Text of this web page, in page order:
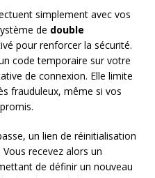
simplement avec vos
de double
pour renforcer la sécurité.
code temporaire sur votre
de connexion. Elle limite
frauduleux, même si vos
un lien de réinitialisation
recevez alors un
de définir un nouveau